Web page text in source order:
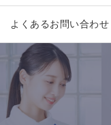
よくあるお問い合わせ